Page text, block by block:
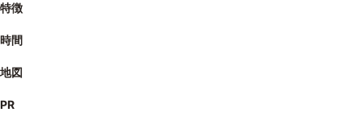
特徴
時間
地図
PR